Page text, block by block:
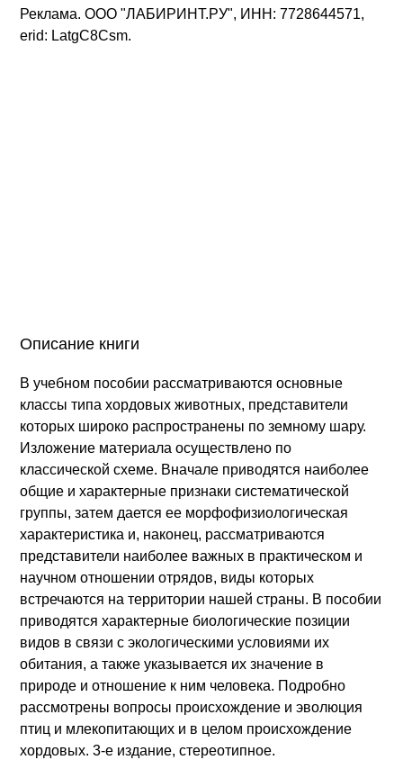
Реклама. ООО "ЛАБИРИНТ.РУ", ИНН: 7728644571,
erid: LatgC8Csm.
Описание книги
В учебном пособии рассматриваются основные
классы типа хордовых животных, представители
которых широко распространены по земному шару.
Изложение материала осуществлено по
классической схеме. Вначале приводятся наиболее
общие и характерные признаки систематической
группы, затем дается ее морфофизиологическая
характеристика и, наконец, рассматриваются
представители наиболее важных в практическом и
научном отношении отрядов, виды которых
встречаются на территории нашей страны. В пособии
приводятся характерные биологические позиции
видов в связи с экологическими условиями их
обитания, а также указывается их значение в
природе и отношение к ним человека. Подробно
рассмотрены вопросы происхождение и эволюция
птиц и млекопитающих и в целом происхождение
хордовых. 3-е издание, стереотипное.